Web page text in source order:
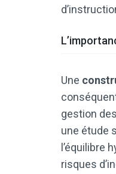
Une
gestion
une étude
l’équilibre
risques